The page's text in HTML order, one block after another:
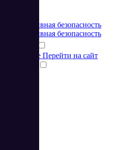
Корпоративная безопасность
Корпоративная безопасность
Подробнее Перейти на сайт